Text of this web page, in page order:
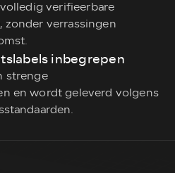
verifieerbare
verrassingen
inbegrepen
strenge
en wordt geleverd volgens